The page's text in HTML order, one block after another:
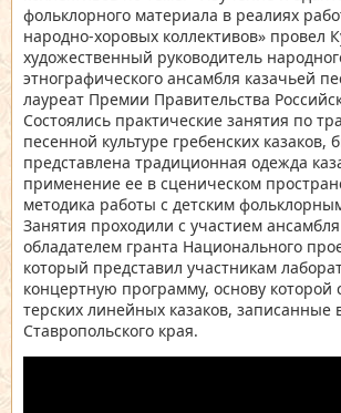
фольклорного материала в реалиях
народно-хоровых коллективов» провел
художественный руководитель
этнографического ансамбля казачьей
лауреат Премии Правительства
Состоялись практические занятия по
песенной культуре гребенских казаков,
представлена традиционная одежда
применение ее в сценическом
методика работы с детским
Занятия проходили с участием ансамбля
обладателем гранта Национального
который представил участникам
концертную программу, основу которой
терских линейных казаков, записанные
Ставропольского края.